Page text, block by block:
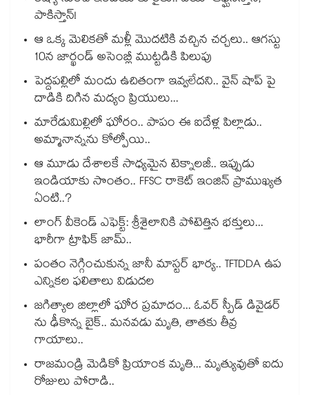
పాకిస్తాన్!
ఆ ఒక్క మెలికతో మళ్లీ మొదటికి వచ్చిన చర్చలు.. ఆగస్టు
10న జార్ఖండ్ అసెంబ్లీ ముట్టడికి పిలుపు
పెద్దపల్లిలో మందు ఉచితంగా ఇవ్వలేదని.. వైన్ షాప్ పై
దాడికి దిగిన మద్యం ప్రియులు...
మారేడుమిల్లిలో ఘోరం.. పాపం ఈ ఐదేళ్ల పిల్లాడు..
అమ్మానాన్నను కోల్పోయి..
ఆ మూడు దేశాలకే సాధ్యమైన టెక్నాలజీ.. ఇప్పుడు
ఇండియాకు సొంతం.. FFSC రాకెట్ ఇంజిన్ ప్రాముఖ్యత
ఏంటి..?
లాంగ్ వీకెండ్ ఎఫెక్ట్: శ్రీశైలానికి పోటెత్తిన భక్తులు...
భారీగా ట్రాఫిక్ జామ్..
పంతం నెగ్గించుకున్న జానీ మాస్టర్ భార్య.. TFTDDA ఉప
ఎన్నికల ఫలితాలు విడుదల
జగిత్యాల జిల్లాలో ఘోర ప్రమాదం... ఓవర్ స్పీడ్ డివైడర్
ను ఢీకొన్న బైక్.. మనవడు మృతి, తాతకు తీవ్ర
గాయాలు..
రాజమండ్రి మెడికో ప్రియాంక మృతి... మృత్యువుతో ఐదు
రోజులు పోరాడి..